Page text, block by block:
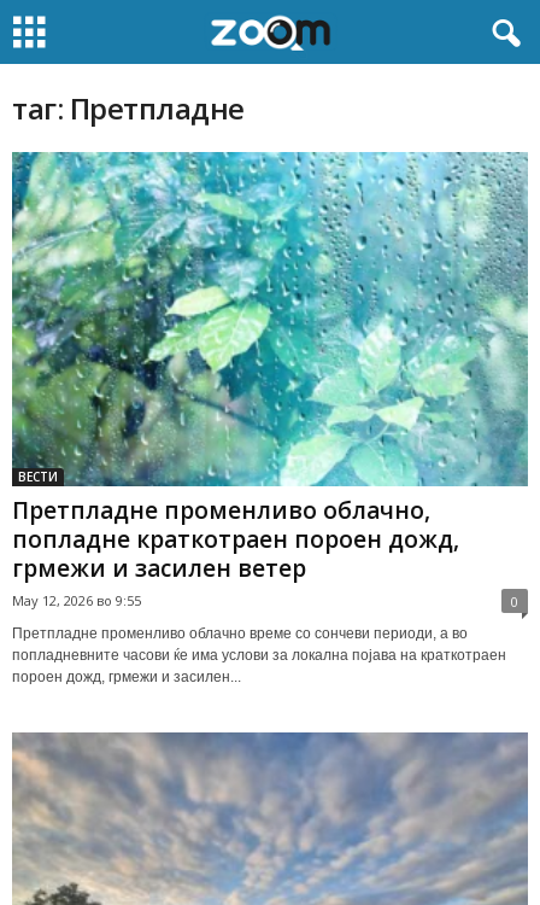
таг: Претпладне
ВЕСТИ
Претпладне променливо облачно,
попладне краткотраен пороен дожд,
грмежи и засилен ветер
May 12, 2026 во 9:55 0
Претпладне променливо облачно време со сончеви периоди, а во
попладневните часови ќе има услови за локална појава на краткотраен
пороен дожд, грмежи и засилен...